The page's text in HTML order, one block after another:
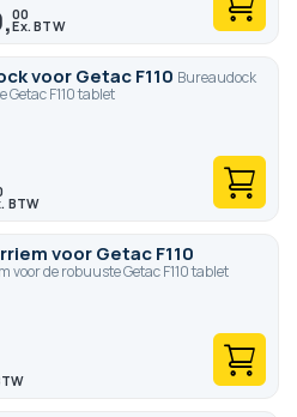
00
voor Getac F110 Bureaudock
Getac F110 tablet
voor Getac F110
voor de robuuste Getac F110 tablet